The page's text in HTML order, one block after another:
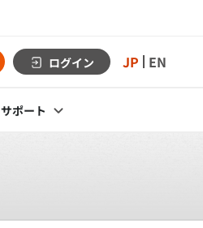
ログイン JP EN
サポート